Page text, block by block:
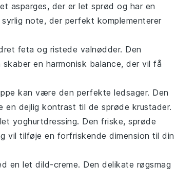
asparges, der er let sprød og har en
note, der perfekt komplementerer
feta og ristede valnødder. Den
skaber en harmonisk balance, der vil få
kan være den perfekte ledsager. Den
en dejlig kontrast til de sprøde krustader.
yoghurtdressing. Den friske, sprøde
vil tilføje en forfriskende dimension til din
en let dild-creme. Den delikate røgsmag